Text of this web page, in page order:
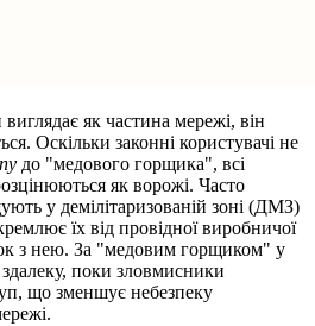
як частина мережі, він
Оскільки законні користувачі не
до "медового горщика", всі
як ворожі. Часто
у демілітаризованій зоні (ДМЗ)
їх від провідної виробничої
з нею. За "медовим горщиком" у
поки зловмисники
що зменшує небезпеку